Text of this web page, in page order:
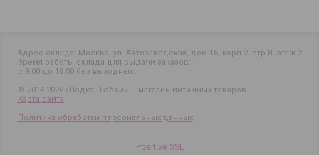
Адрес склада: Москва, ул. Автозаводская, дом 16, корп 2, стр 8, этаж 2
Время работы склада для выдачи заказов:
с 9:00 до 18:00 без выходных.
© 2014-2026 «Лодка Любви» — магазин интимных товаров
Карта сайта
Политика обработки персональных данных
Positive SSL